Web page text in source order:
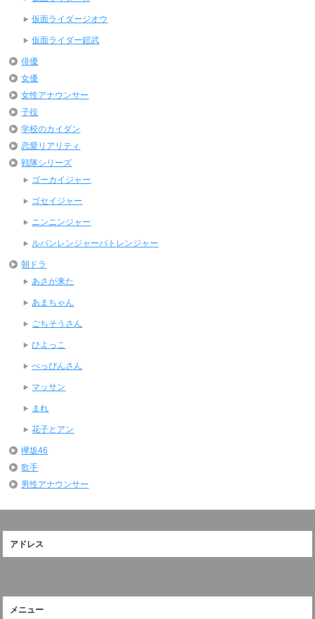
仮面ライダージオウ
仮面ライダー鎧武
俳優
女優
女性アナウンサー
子役
学校のカイダン
恋愛リアリティ
戦隊シリーズ
ゴーカイジャー
ゴセイジャー
ニンニンジャー
ルパンレンジャーパトレンジャー
朝ドラ
あさが来た
あまちゃん
ごちそうさん
ひよっこ
べっぴんさん
マッサン
まれ
花子とアン
欅坂46
歌手
男性アナウンサー
アドレス
メニュー